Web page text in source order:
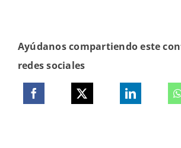
Ayúdanos compartiendo este
redes sociales